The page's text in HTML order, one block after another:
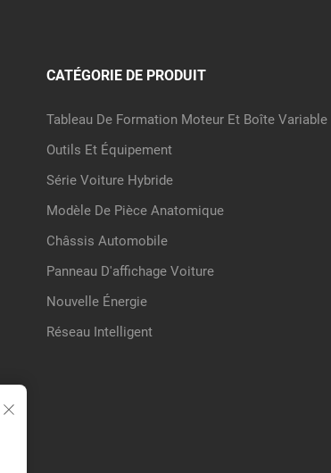
CATÉGORIE DE PRODUIT
Tableau De Formation Moteur Et Boîte Variable
Outils Et Équipement
Série Voiture Hybride
Modèle De Pièce Anatomique
Châssis Automobile
Panneau D'affichage Voiture
Nouvelle Énergie
Réseau Intelligent